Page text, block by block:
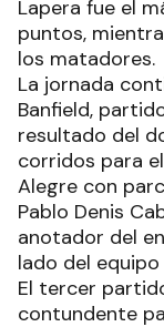
Lapera fue el
puntos,
los matadores.
La jornada
Banfield,
resultado del
corridos para
Alegre con
Pablo Denis
anotador del
lado del
El tercer
contundente